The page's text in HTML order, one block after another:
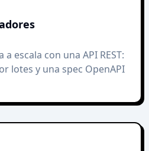
escala con una API REST:
lotes y una spec OpenAPI